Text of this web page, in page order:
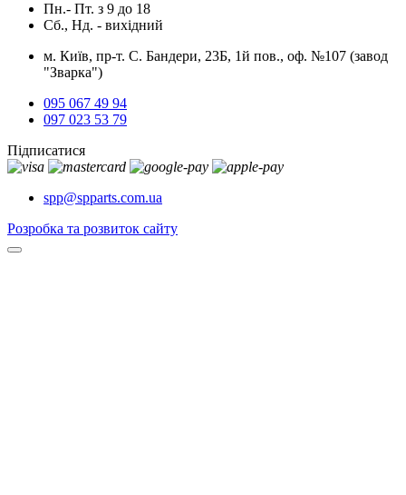
Пн.- Пт. з 9 до 18
Сб., Нд. - вихідний
м. Київ, пр-т. С. Бандери, 23Б, 1й пов., оф. №107 (завод
"Зварка")
095 067 49 94
097 023 53 79
Підписатися
spp@spparts.com.ua
Розробка та розвиток сайту